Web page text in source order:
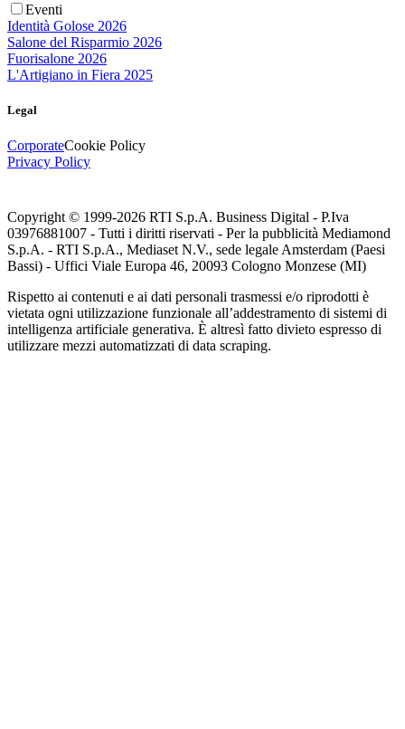
Eventi
Identità Golose 2026
Salone del Risparmio 2026
Fuorisalone 2026
L'Artigiano in Fiera 2025
Legal
CorporateCookie Policy
Privacy Policy
Copyright © 1999-2026 RTI S.p.A. Business Digital - P.Iva
03976881007 - Tutti i diritti riservati - Per la pubblicità Mediamond
S.p.A. - RTI S.p.A., Mediaset N.V., sede legale Amsterdam (Paesi
Bassi) - Uffici Viale Europa 46, 20093 Cologno Monzese (MI)
Rispetto ai contenuti e ai dati personali trasmessi e/o riprodotti è
vietata ogni utilizzazione funzionale all’addestramento di sistemi di
intelligenza artificiale generativa. È altresì fatto divieto espresso di
utilizzare mezzi automatizzati di data scraping.